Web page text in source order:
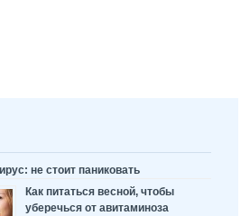
не стоит паниковать
Как питаться весной, чтобы
уберечься от авитаминоза